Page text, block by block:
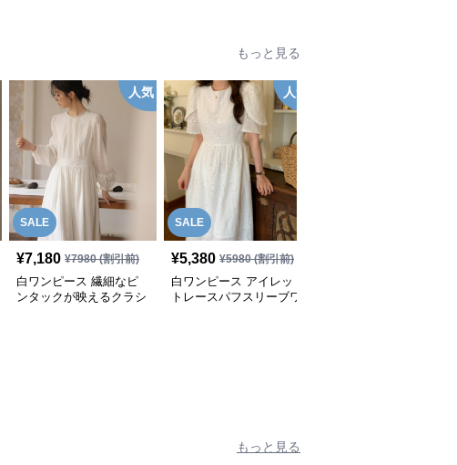
もっと見る
SALE
人気
¥7,180 ¥7980(割引前)
白ワンピース 繊細なピ
ンタックが映えるクラシ
SALE
人気
¥5,380 ¥5980(割引前)
白ワンピース アイレッ
トレースパフスリーブワ
もっと見る